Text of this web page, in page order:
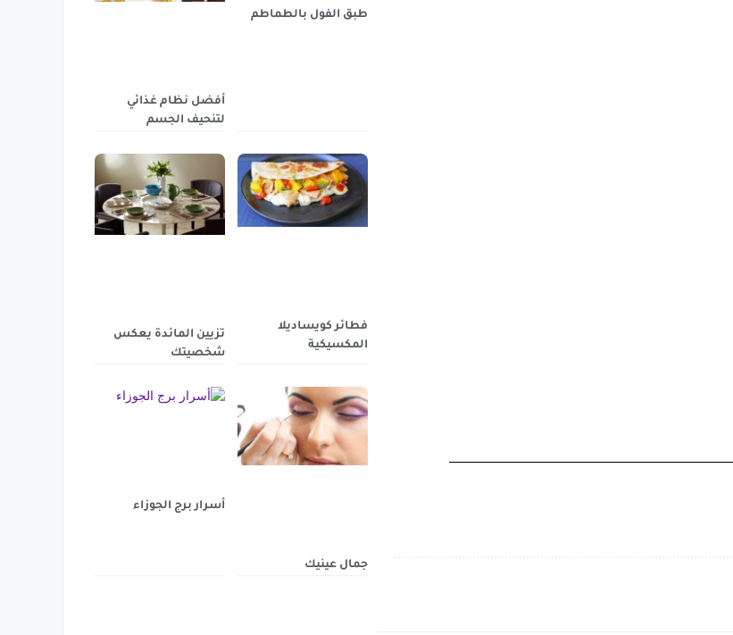
طبق الفول بالطماطم
أفضل نظام غذائي
لتنحيف الجسم
فطائر كويساديلا
المكسيكية
تزيين المائدة يعكس
شخصيتك
جمال عينيك
أسرار برج الجوزاء